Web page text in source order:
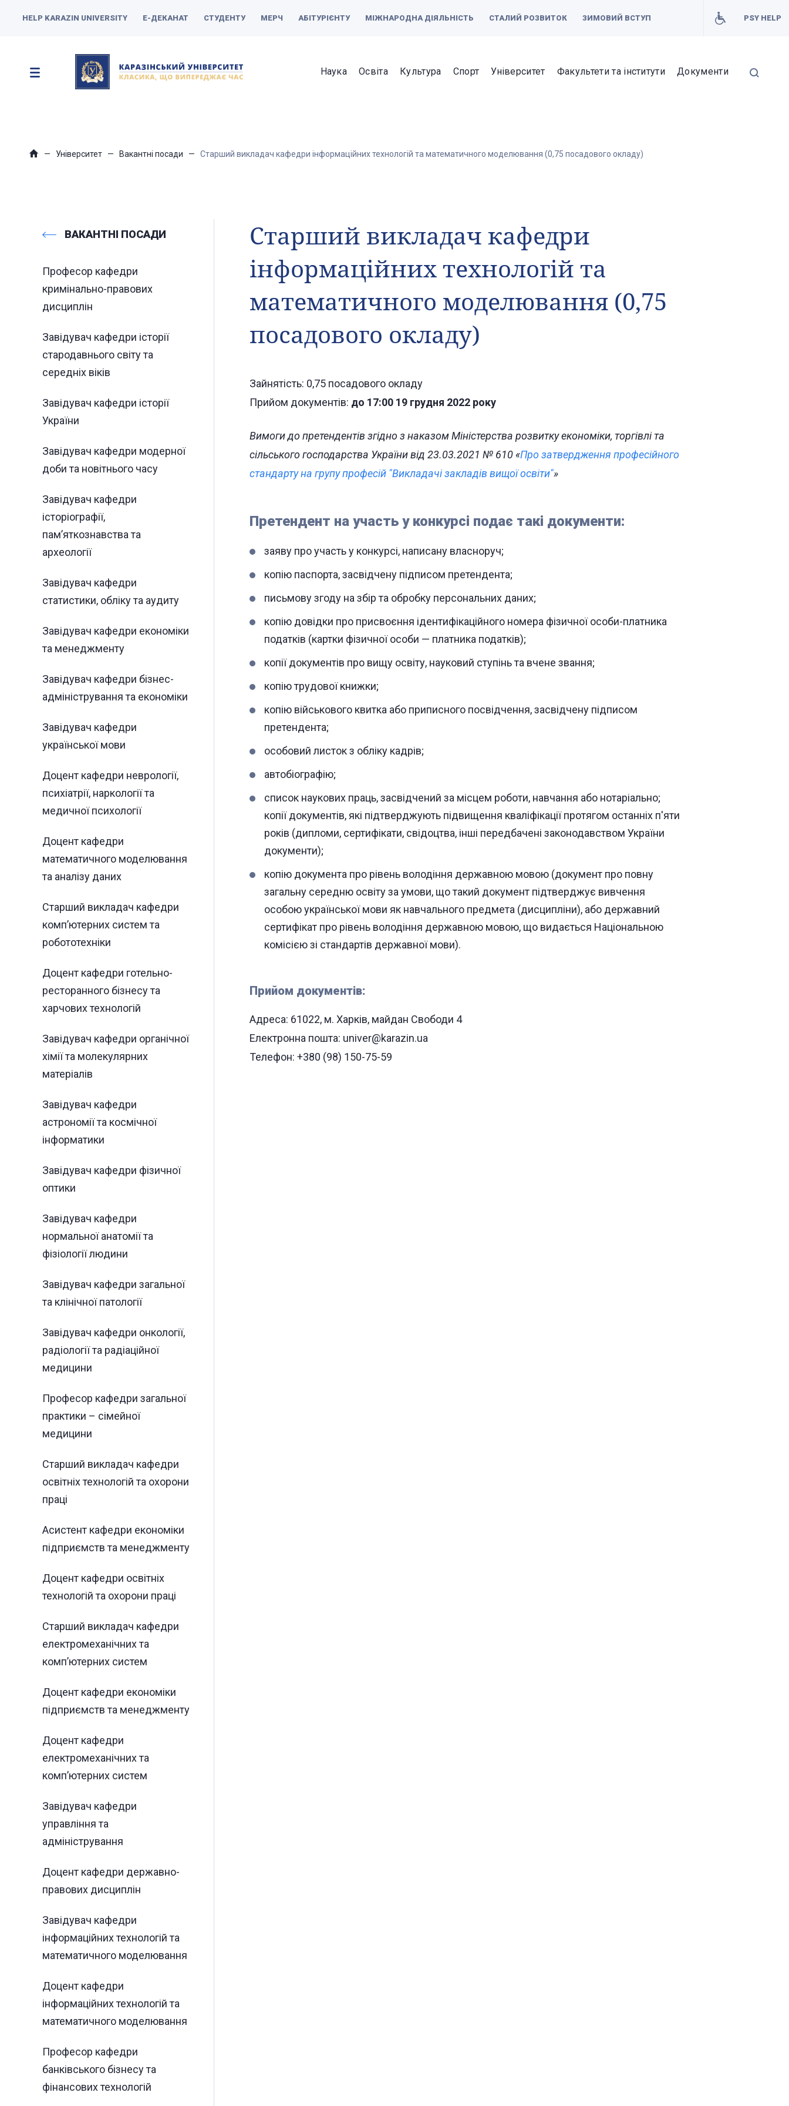
HELP KARAZIN UNIVERSITY Е-ДЕКАНАТ СТУДЕНТУ МЕРЧ АБІТУРІЄНТУ МІЖНАРОДНА ДІЯЛЬНІСТЬ СТАЛИЙ РОЗВИТОК ЗИМОВИЙ ВСТУП PSY HELP
Наука Освіта Культура Спорт Університет Факультети та інститути Документи
Університет Вакантні посади Старший викладач кафедри інформаційних технологій та математичного моделювання (0,75 посадового окладу)
ВАКАНТНІ ПОСАДИ
Професор кафедри
кримінально-правових
дисциплін
Завідувач кафедри історії
стародавнього світу та
середніх віків
Завідувач кафедри історії
України
Завідувач кафедри модерної
доби та новітнього часу
Завідувач кафедри
історіографії,
пам’яткознавства та
археології
Завідувач кафедри
статистики, обліку та аудиту
Завідувач кафедри економіки
та менеджменту
Завідувач кафедри бізнес-
адміністрування та економіки
Завідувач кафедри
української мови
Доцент кафедри неврології,
психіатрії, наркології та
медичної психології
Доцент кафедри
математичного моделювання
та аналізу даних
Старший викладач кафедри
комп’ютерних систем та
робототехніки
Доцент кафедри готельно-
ресторанного бізнесу та
харчових технологій
Завідувач кафедри органічної
хімії та молекулярних
матеріалів
Завідувач кафедри
астрономії та космічної
інформатики
Завідувач кафедри фізичної
оптики
Завідувач кафедри
нормальної анатомії та
фізіології людини
Завідувач кафедри загальної
та клінічної патології
Завідувач кафедри онкології,
радіології та радіаційної
медицини
Професор кафедри загальної
практики – сімейної
медицини
Старший викладач кафедри
освітніх технологій та охорони
праці
Асистент кафедри економіки
підприємств та менеджменту
Доцент кафедри освітніх
технологій та охорони праці
Старший викладач кафедри
електромеханічних та
комп’ютерних систем
Доцент кафедри економіки
підприємств та менеджменту
Доцент кафедри
електромеханічних та
комп’ютерних систем
Завідувач кафедри
управління та
адміністрування
Доцент кафедри державно-
правових дисциплін
Завідувач кафедри
інформаційних технологій та
математичного моделювання
Доцент кафедри
інформаційних технологій та
математичного моделювання
Професор кафедри
банківського бізнесу та
фінансових технологій
Старший викладач кафедри
інформаційних технологій та
математичного моделювання (0,75
посадового окладу)
Зайнятість: 0,75посадового окладу
Прийом документів: до 17:00 19 грудня 2022 року
Вимоги до претендентів згідно з наказом Міністерства розвитку економіки, торгівлі та
сільського господарства України від 23.03.2021 № 610 «Про затвердження професійного
стандарту на групу професій "Викладачі закладів вищої освіти"»
Претендент на участь у конкурсі подає такі документи:
заяву про участь у конкурсі, написану власноруч;
копію паспорта, засвідчену підписом претендента;
письмову згоду на збір та обробку персональних даних;
копію довідки про присвоєння ідентифікаційного номера фізичної особи-платника
податків (картки фізичної особи — платника податків);
копії документів про вищу освіту, науковий ступінь та вчене звання;
копію трудової книжки;
копію військового квитка або приписного посвідчення, засвідчену підписом
претендента;
особовий листок з обліку кадрів;
автобіографію;
список наукових праць, засвідчений за місцем роботи, навчання або нотаріально;
копії документів, які підтверджують підвищення кваліфікації протягом останніх п'яти
років (дипломи, сертифікати, свідоцтва, інші передбачені законодавством України
документи);
копію документа про рівень володіння державною мовою (документ про повну
загальну середню освіту за умови, що такий документ підтверджує вивчення
особою української мови як навчального предмета (дисципліни), або державний
сертифікат про рівень володіння державною мовою, що видається Національною
комісією зі стандартів державної мови).
Прийом документів:
Адреса: 61022, м. Харків, майдан Свободи 4
Електронна пошта: univer@karazin.ua
Телефон: +380 (98) 150-75-59